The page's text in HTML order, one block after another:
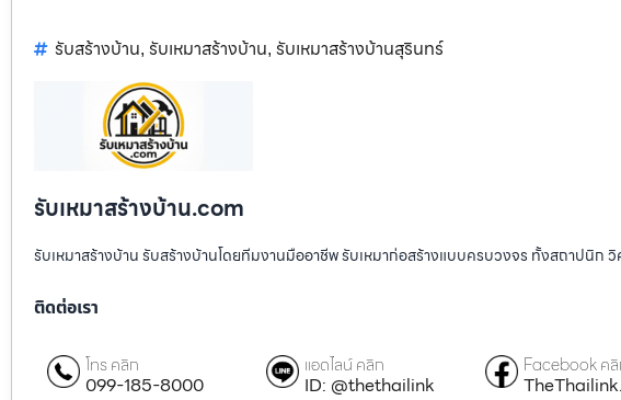
รับสร้างบ้าน, รับเหมาสร้างบ้าน, รับเหมาสร้างบ้านสุรินทร์
รับเหมาสร้างบ้าน.com
รับเหมาสร้างบ้าน รับสร้างบ้านโดยทีมงานมืออาชีพ รับเหมาก่อสร้างแบบครบวงจร ทั้งสถาปนิก
ติดต่อเรา
โทร คลิก
099-185-8000
แอดไลน์ คลิก
ID: @thethailink
Facebook ค